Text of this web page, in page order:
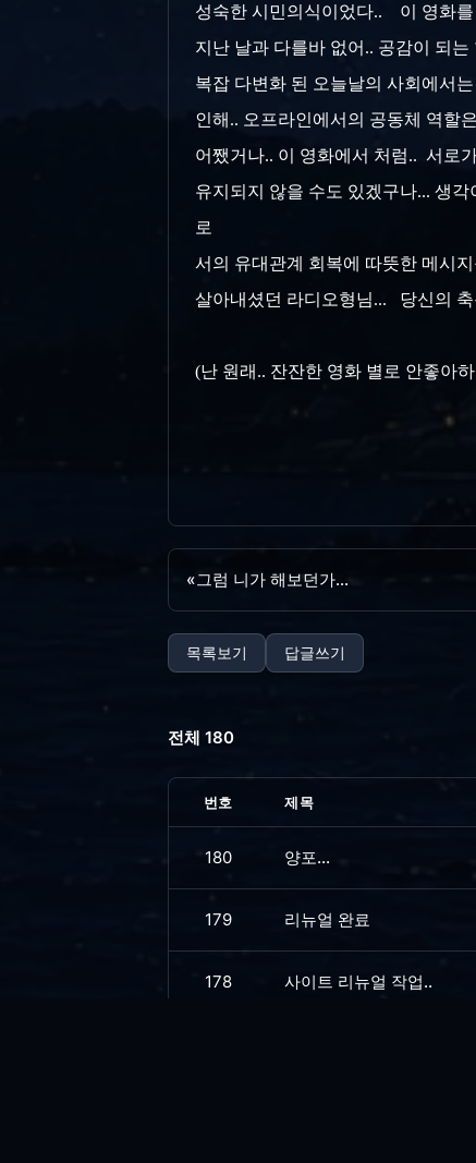
성숙한 시민의식이었다.. 이 영화를
지난 날과 다를바 없어.. 공감이 되
복잡 다변화 된 오늘날의 사회에서
인해.. 오프라인에서의 공동체 역할
어쨌거나.. 이 영화에서 처럼.. 서로
유지되지 않을 수도 있겠구나... 생
로
서의 유대관계 회복에 따뜻한 메시
살아내셨던 라디오형님... 당신의
(난 원래.. 잔잔한 영화 별로 안좋
«그럼 니가 해보던가...
목록보기 답글쓰기
전체 180
번호 제목
180 양포...
179 리뉴얼 완료
178 사이트 리뉴얼 작업..